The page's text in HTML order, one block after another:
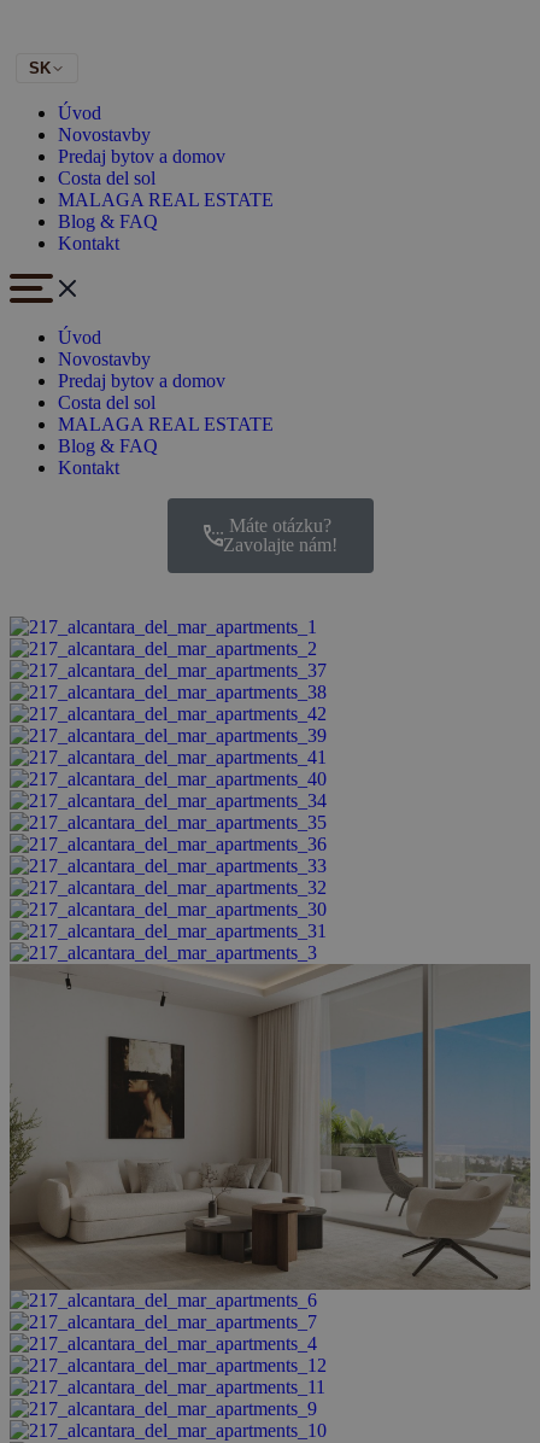
SK
Úvod
Novostavby
Predaj bytov a domov
Costa del sol
MALAGA REAL ESTATE
Blog & FAQ
Kontakt
Úvod
Novostavby
Predaj bytov a domov
Costa del sol
MALAGA REAL ESTATE
Blog & FAQ
Kontakt
Máte otázku?
Zavolajte nám!